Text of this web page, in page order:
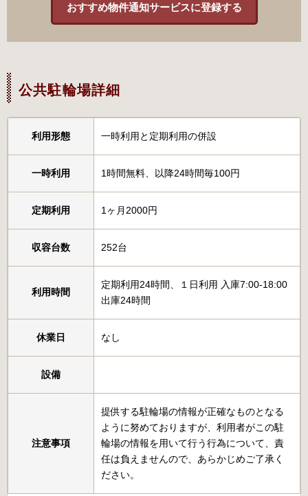
おすすめ物件通知サービスに登録する
公共駐輪場詳細
利用形態 一時利用と定期利用の併設
一時利用 1時間無料、以降24時間毎100円
定期利用 1ヶ月2000円
収容台数 252台
利用時間
定期利用24時間、１日利用 入庫7:00-18:00
出庫24時間
休業日 なし
設備
注意事項
提供する駐輪場の情報が正確なものとなる
ように努めておりますが、利用者がこの駐
輪場の情報を用いて行う行為について、責
任は負えませんので、あらかじめご了承く
ださい。